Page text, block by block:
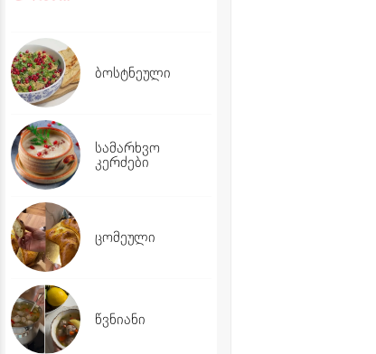
ბოსტნეული
სამარხვო
კერძები
ცომეული
წვნიანი